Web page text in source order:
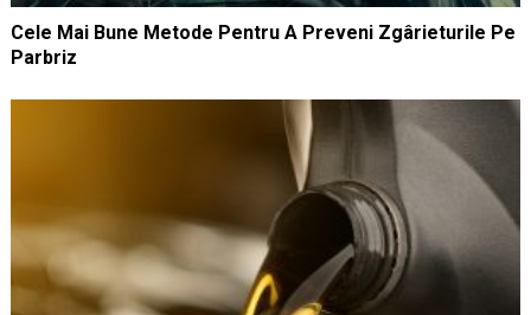
Cele Mai Bune Metode Pentru A Preveni Zgârieturile Pe
Parbriz